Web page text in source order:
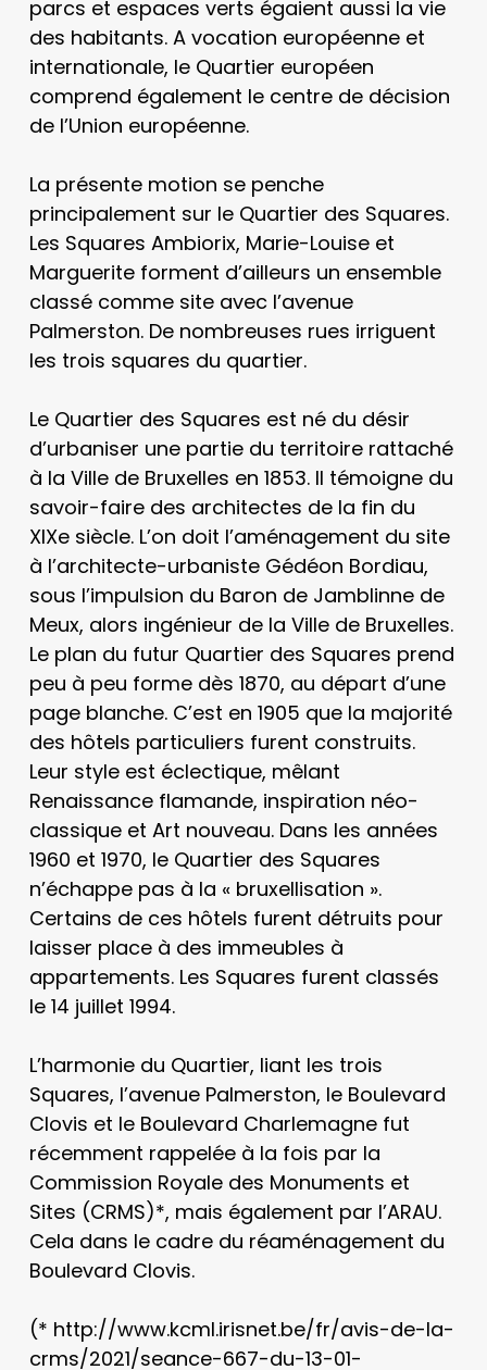
parcs et espaces verts égaient aussi la vie
des habitants. A vocation européenne et
internationale, le Quartier européen
comprend également le centre de décision
de l’Union européenne.
La présente motion se penche
principalement sur le Quartier des Squares.
Les Squares Ambiorix, Marie-Louise et
Marguerite forment d’ailleurs un ensemble
classé comme site avec l’avenue
Palmerston. De nombreuses rues irriguent
les trois squares du quartier.
Le Quartier des Squares est né du désir
d’urbaniser une partie du territoire rattaché
à la Ville de Bruxelles en 1853. Il témoigne du
savoir-faire des architectes de la fin du
XIXe siècle. L’on doit l’aménagement du site
à l’architecte-urbaniste Gédéon Bordiau,
sous l’impulsion du Baron de Jamblinne de
Meux, alors ingénieur de la Ville de Bruxelles.
Le plan du futur Quartier des Squares prend
peu à peu forme dès 1870, au départ d’une
page blanche. C’est en 1905 que la majorité
des hôtels particuliers furent construits.
Leur style est éclectique, mêlant
Renaissance flamande, inspiration néo-
classique et Art nouveau. Dans les années
1960 et 1970, le Quartier des Squares
n’échappe pas à la « bruxellisation ».
Certains de ces hôtels furent détruits pour
laisser place à des immeubles à
appartements. Les Squares furent classés
le 14 juillet 1994.
L’harmonie du Quartier, liant les trois
Squares, l’avenue Palmerston, le Boulevard
Clovis et le Boulevard Charlemagne fut
récemment rappelée à la fois par la
Commission Royale des Monuments et
Sites (CRMS)*, mais également par l’ARAU.
Cela dans le cadre du réaménagement du
Boulevard Clovis.
(* http://www.kcml.irisnet.be/fr/avis-de-la-
crms/2021/seance-667-du-13-01-